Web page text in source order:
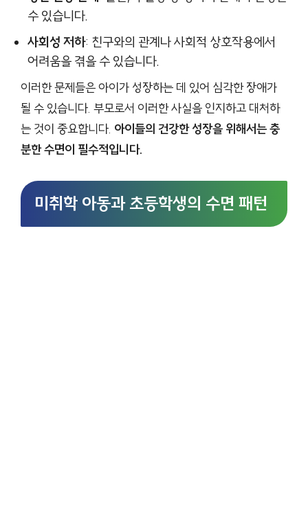
수 있습니다.
사회성 저하: 친구와의 관계나 사회적 상호작용에서
어려움을 겪을 수 있습니다.
이러한 문제들은 아이가 성장하는 데 있어 심각한 장애가
될 수 있습니다. 부모로서 이러한 사실을 인지하고 대처하
는 것이 중요합니다. 아이들의 건강한 성장을 위해서는 충
분한 수면이 필수적입니다.
미취학 아동과 초등학생의 수면 패턴